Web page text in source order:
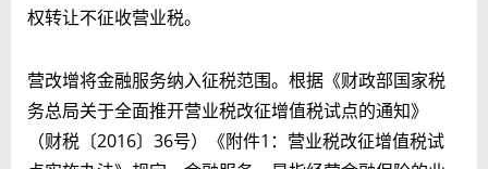
权转让不征收营业税。
营改增将金融服务纳入征税范围。根据《财政部国家税
务总局关于全面推开营业税改征增值税试点的通知》
（财税〔2016〕36号）《附件1：营业税改征增值税试